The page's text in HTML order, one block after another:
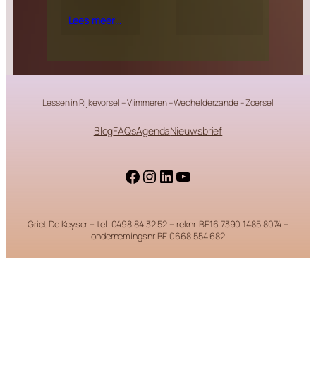
Lees meer…
Lessen in Rijkevorsel – Vlimmeren – Wechelderzande – Zoersel
BlogFAQsAgendaNieuwsbrief
Facebook
Instagram
LinkedIn
YouTube
Griet De Keyser – tel. 0498 84 32 52 – reknr. BE16 7390 1485 8074 –
ondernemingsnr BE 0668.554.682